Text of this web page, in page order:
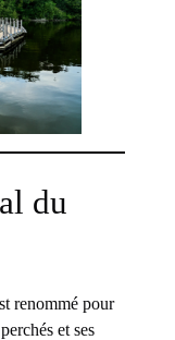
du
renommé pour
et ses